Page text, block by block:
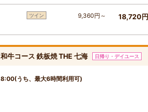
ツイン 9,360円～ 18,720
牛コース 鉄板焼 THE 七海 日帰り・デイユース
うち、最大6時間利用可)